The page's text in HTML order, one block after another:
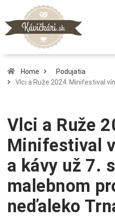
Home
Podujatia
Vlci a Ruže 2024: Minifestival
Vlci a Ruže
Minifestival
a kávy už 7.
malebnom
neďaleko